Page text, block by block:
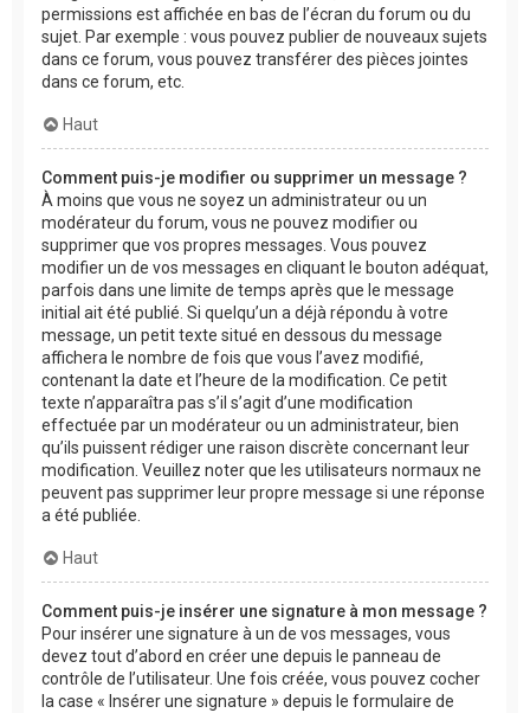
permissions est affichée en bas de l’écran du forum ou du
sujet. Par exemple : vous pouvez publier de nouveaux sujets
dans ce forum, vous pouvez transférer des pièces jointes
dans ce forum, etc.
Haut
Comment puis-je modifier ou supprimer un message ?
À moins que vous ne soyez un administrateur ou un
modérateur du forum, vous ne pouvez modifier ou
supprimer que vos propres messages. Vous pouvez
modifier un de vos messages en cliquant le bouton adéquat,
parfois dans une limite de temps après que le message
initial ait été publié. Si quelqu’un a déjà répondu à votre
message, un petit texte situé en dessous du message
affichera le nombre de fois que vous l’avez modifié,
contenant la date et l’heure de la modification. Ce petit
texte n’apparaîtra pas s’il s’agit d’une modification
effectuée par un modérateur ou un administrateur, bien
qu’ils puissent rédiger une raison discrète concernant leur
modification. Veuillez noter que les utilisateurs normaux ne
peuvent pas supprimer leur propre message si une réponse
a été publiée.
Haut
Comment puis-je insérer une signature à mon message ?
Pour insérer une signature à un de vos messages, vous
devez tout d’abord en créer une depuis le panneau de
contrôle de l’utilisateur. Une fois créée, vous pouvez cocher
la case « Insérer une signature » depuis le formulaire de